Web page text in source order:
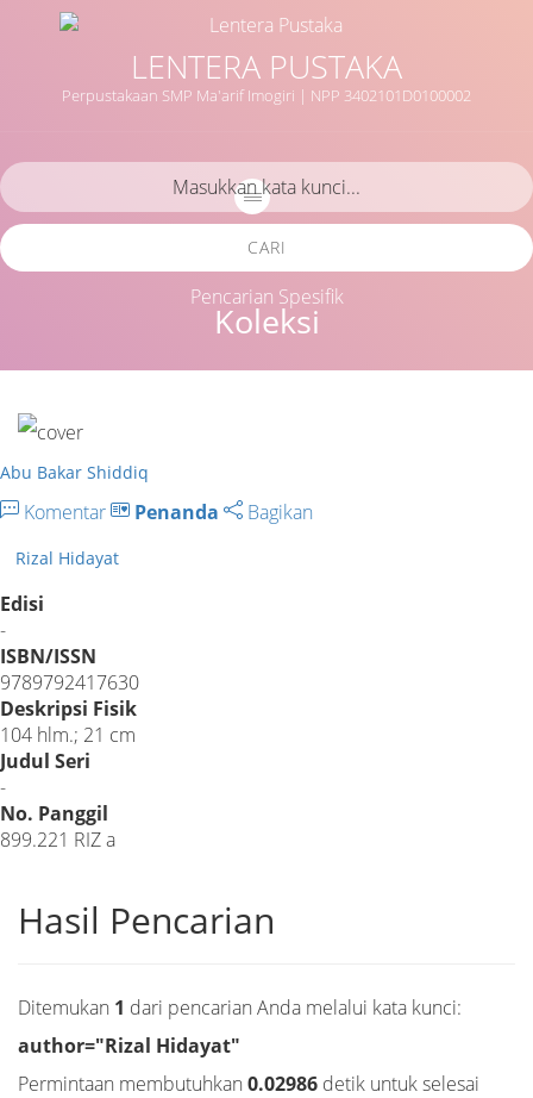
LENTERA PUSTAKA
Perpustakaan SMP Ma'arif Imogiri | NPP 3402101D0100002
Koleksi
CARI
Pencarian Spesifik
Abu Bakar Shiddiq
Komentar Penanda Bagikan
Rizal Hidayat
Edisi
-
ISBN/ISSN
9789792417630
Deskripsi Fisik
104 hlm.; 21 cm
Judul Seri
-
No. Panggil
899.221 RIZ a
Hasil Pencarian
Ditemukan 1 dari pencarian Anda melalui kata kunci:
author="Rizal Hidayat"
Permintaan membutuhkan 0.02986 detik untuk selesai